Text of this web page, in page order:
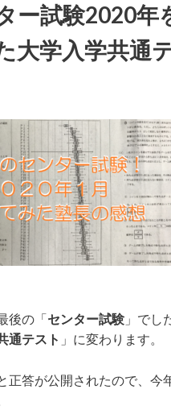
ー試験2020年
大学入学共通
後の「センター試験 」でし
通テスト 」に変わります。
正答が公開されたので、今